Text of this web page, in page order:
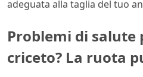
adeguata alla taglia del tuo
Problemi di salute
criceto? La ruota